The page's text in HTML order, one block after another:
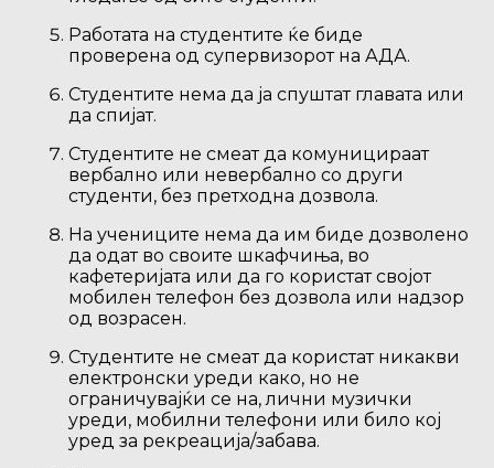
Работата на студентите ќе биде
проверена од супервизорот на АДА.
Студентите нема да ја спуштат главата или
да спијат.
Студентите не смеат да комуницираат
вербално или невербално со други
студенти, без претходна дозвола.
На учениците нема да им биде дозволено
да одат во своите шкафчиња, во
кафетеријата или да го користат својот
мобилен телефон без дозвола или надзор
од возрасен.
Студентите не смеат да користат никакви
електронски уреди како, но не
ограничувајќи се на, лични музички
уреди, мобилни телефони или било кој
уред за рекреација/забава.